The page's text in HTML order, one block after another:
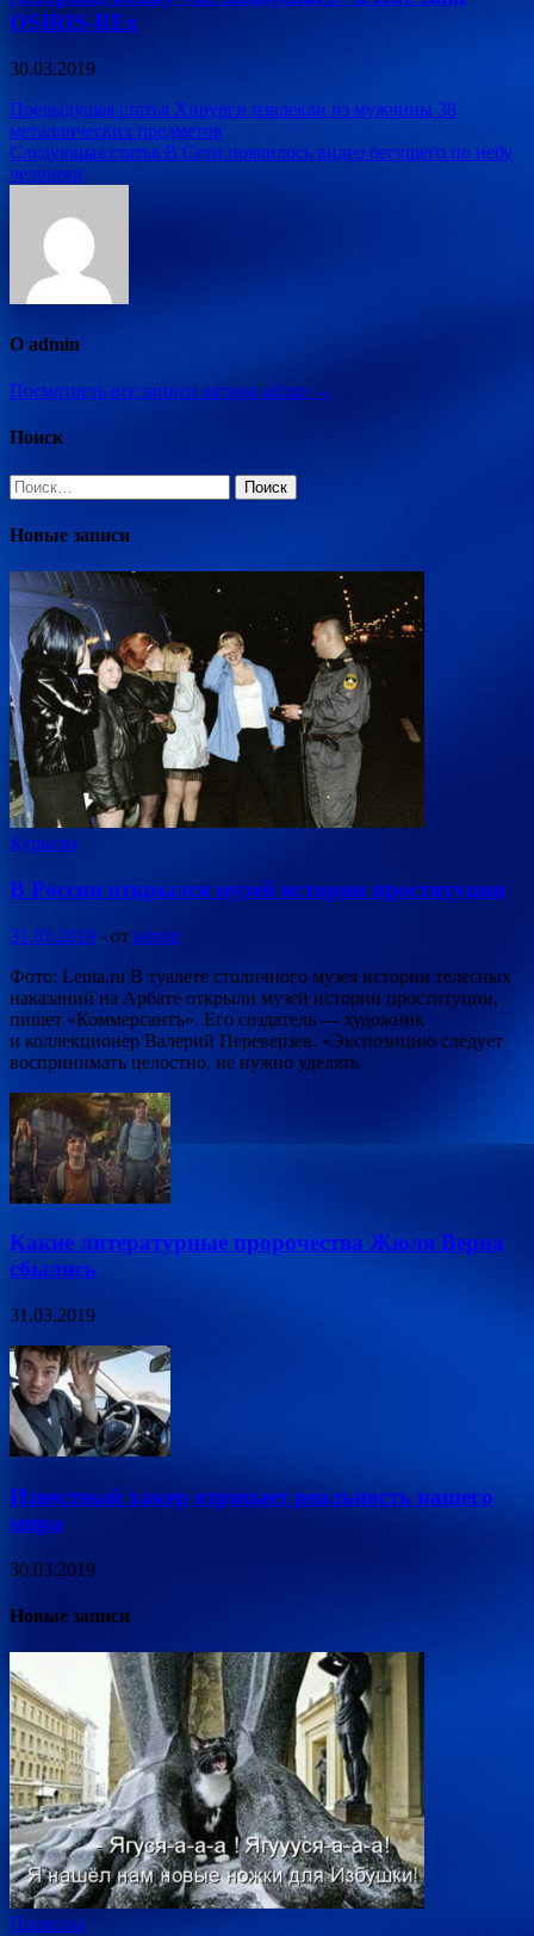
OSIRIS-REx
30.03.2019
Навигация
по
записям
Предыдущая статья Хирурги извлекли из мужчины 38
металлических предметов
Следующая статья В Сети появилось видео бегущего по небу
человека
О admin
Посмотреть все записи автора admin →
Поиск
Найти:
Новые записи
Курьезы
В России открылся музей истории проституции
31.03.2019 - от admin
Фото: Lenta.ru В туалете столичного музея истории телесных
наказаний на Арбате открыли музей истории проституции,
пишет «Коммерсантъ». Его создатель — художник
и коллекционер Валерий Переверзев. «Экспозицию следует
воспринимать целостно, не нужно уделять
Какие литературные пророчества Жюля Верна
сбылись
31.03.2019
Известный хакер отрицает реальность нашего
мира
30.03.2019
Новые записи
Приколы